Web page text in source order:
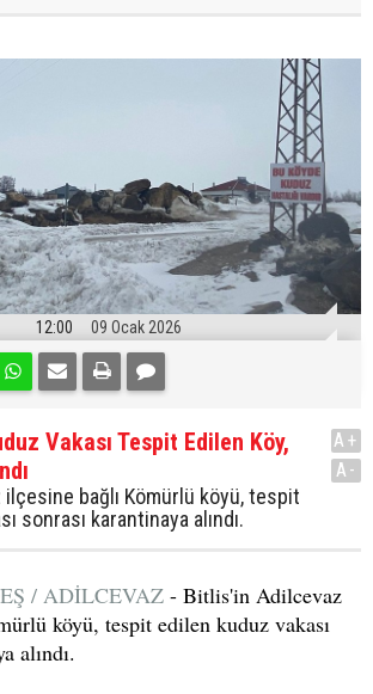
12:00 09 Ocak 2026
Vakası Tespit Edilen Köy,
bağlı Kömürlü köyü, tespit
sonrası karantinaya alındı.
A+
A-
/ ADİLCEVAZ - Bitlis'in Adilcevaz
köyü, tespit edilen kuduz vakası
alındı.